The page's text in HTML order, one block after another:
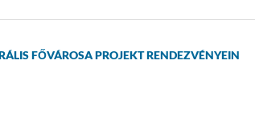
FŐVÁROSA PROJEKT RENDEZVÉNYEIN